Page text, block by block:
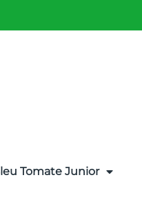
Tomate Junior